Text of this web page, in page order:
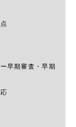
早期審査・早期